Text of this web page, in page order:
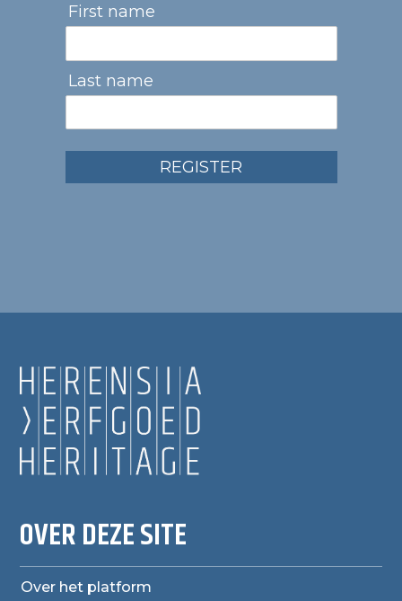
First name
Last name
REGISTER
OVER DEZE SITE
Over het platform